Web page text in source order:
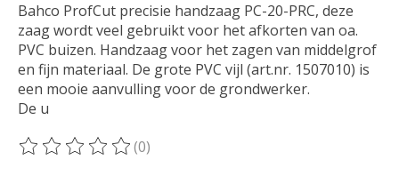
Bahco ProfCut precisie handzaag PC-20-PRC, deze
zaag wordt veel gebruikt voor het afkorten van oa.
PVC buizen. Handzaag voor het zagen van middelgrof
en fijn materiaal. De grote PVC vijl (art.nr. 1507010) is
een mooie aanvulling voor de grondwerker.
De u
De beoordeling van dit product is
(0)